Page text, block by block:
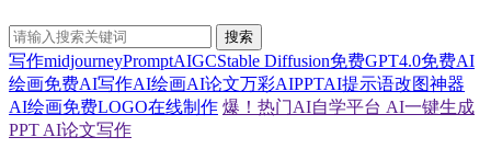
搜索
写作midjourneyPromptAIGCStable Diffusion免费GPT4.0免费AI
绘画免费AI写作AI绘画AI论文万彩AIPPTAI提示语改图神器
AI绘画免费LOGO在线制作 爆！热门AI自学平台 AI一键生成
PPT AI论文写作